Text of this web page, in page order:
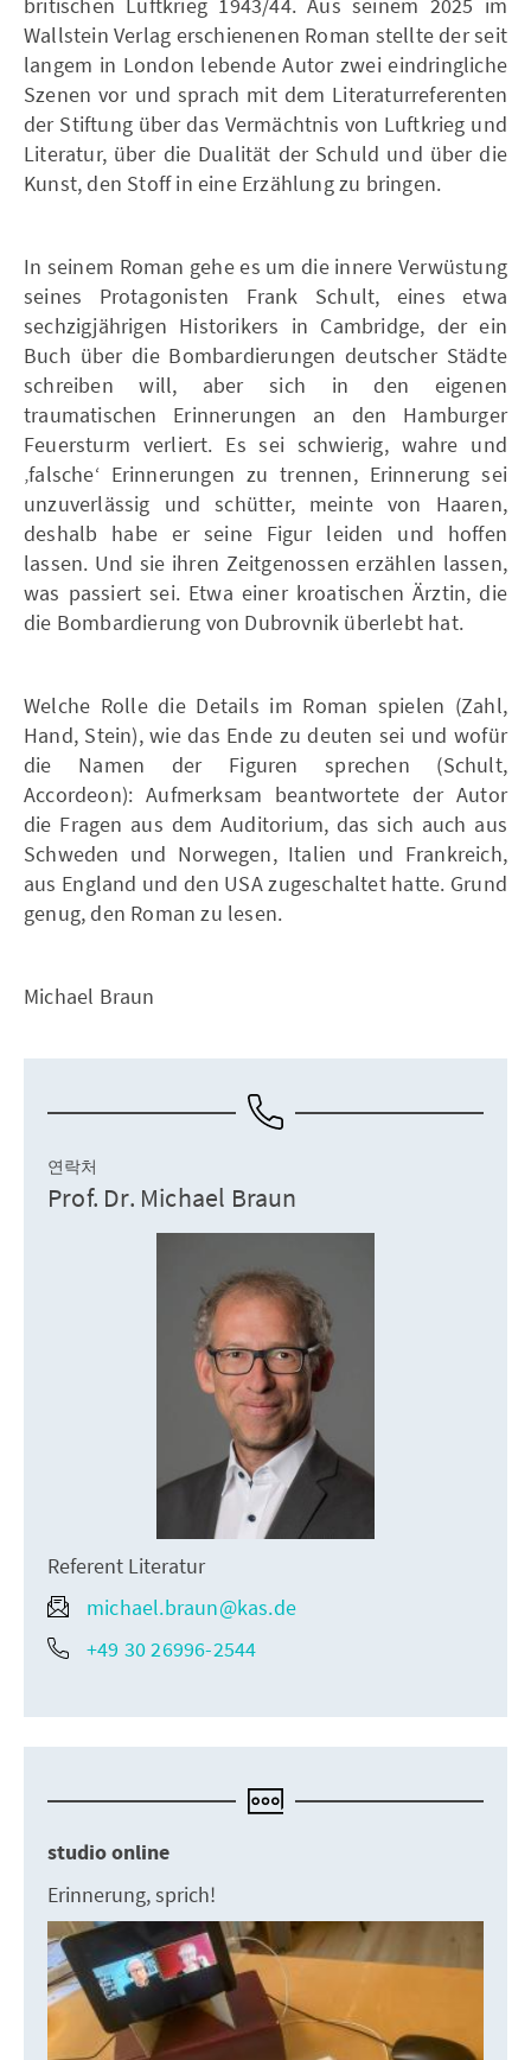
Wallstein Verlag erschienenen Roman stellte der seit
langem in London lebende Autor zwei eindringliche
Szenen vor und sprach mit dem Literaturreferenten
der Stiftung über das Vermächtnis von Luftkrieg und
Literatur, über die Dualität der Schuld und über die
Kunst, den Stoff in eine Erzählung zu bringen.
In seinem Roman gehe es um die innere Verwüstung
seines Protagonisten Frank Schult, eines etwa
sechzigjährigen Historikers in Cambridge, der ein
Buch über die Bombardierungen deutscher Städte
schreiben will, aber sich in den eigenen
traumatischen Erinnerungen an den Hamburger
Feuersturm verliert. Es sei schwierig, wahre und
‚falsche‘ Erinnerungen zu trennen, Erinnerung sei
unzuverlässig und schütter, meinte von Haaren,
deshalb habe er seine Figur leiden und hoffen
lassen. Und sie ihren Zeitgenossen erzählen lassen,
was passiert sei. Etwa einer kroatischen Ärztin, die
die Bombardierung von Dubrovnik überlebt hat.
Welche Rolle die Details im Roman spielen (Zahl,
Hand, Stein), wie das Ende zu deuten sei und wofür
die Namen der Figuren sprechen (Schult,
Accordeon): Aufmerksam beantwortete der Autor
die Fragen aus dem Auditorium, das sich auch aus
Schweden und Norwegen, Italien und Frankreich,
aus England und den USA zugeschaltet hatte. Grund
genug, den Roman zu lesen.
Michael Braun
연락처
Prof. Dr. Michael Braun
Referent Literatur
michael.braun@kas.de
+49 30 26996-2544
studio online
Erinnerung, sprich!